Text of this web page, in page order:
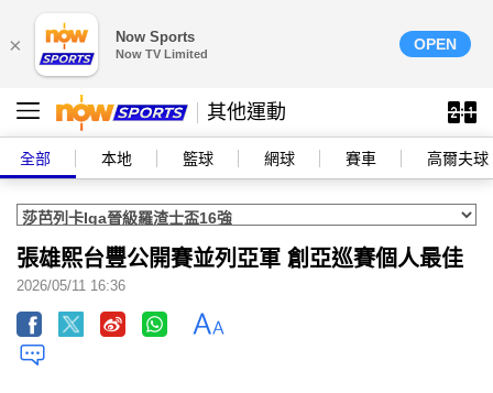
× Now Sports
Now TV Limited
OPEN
其他運動
全部 本地 籃球 網球 賽車 高爾夫球
張雄熙台豐公開賽並列亞軍 創亞巡賽個人最佳
2026/05/11 16:36